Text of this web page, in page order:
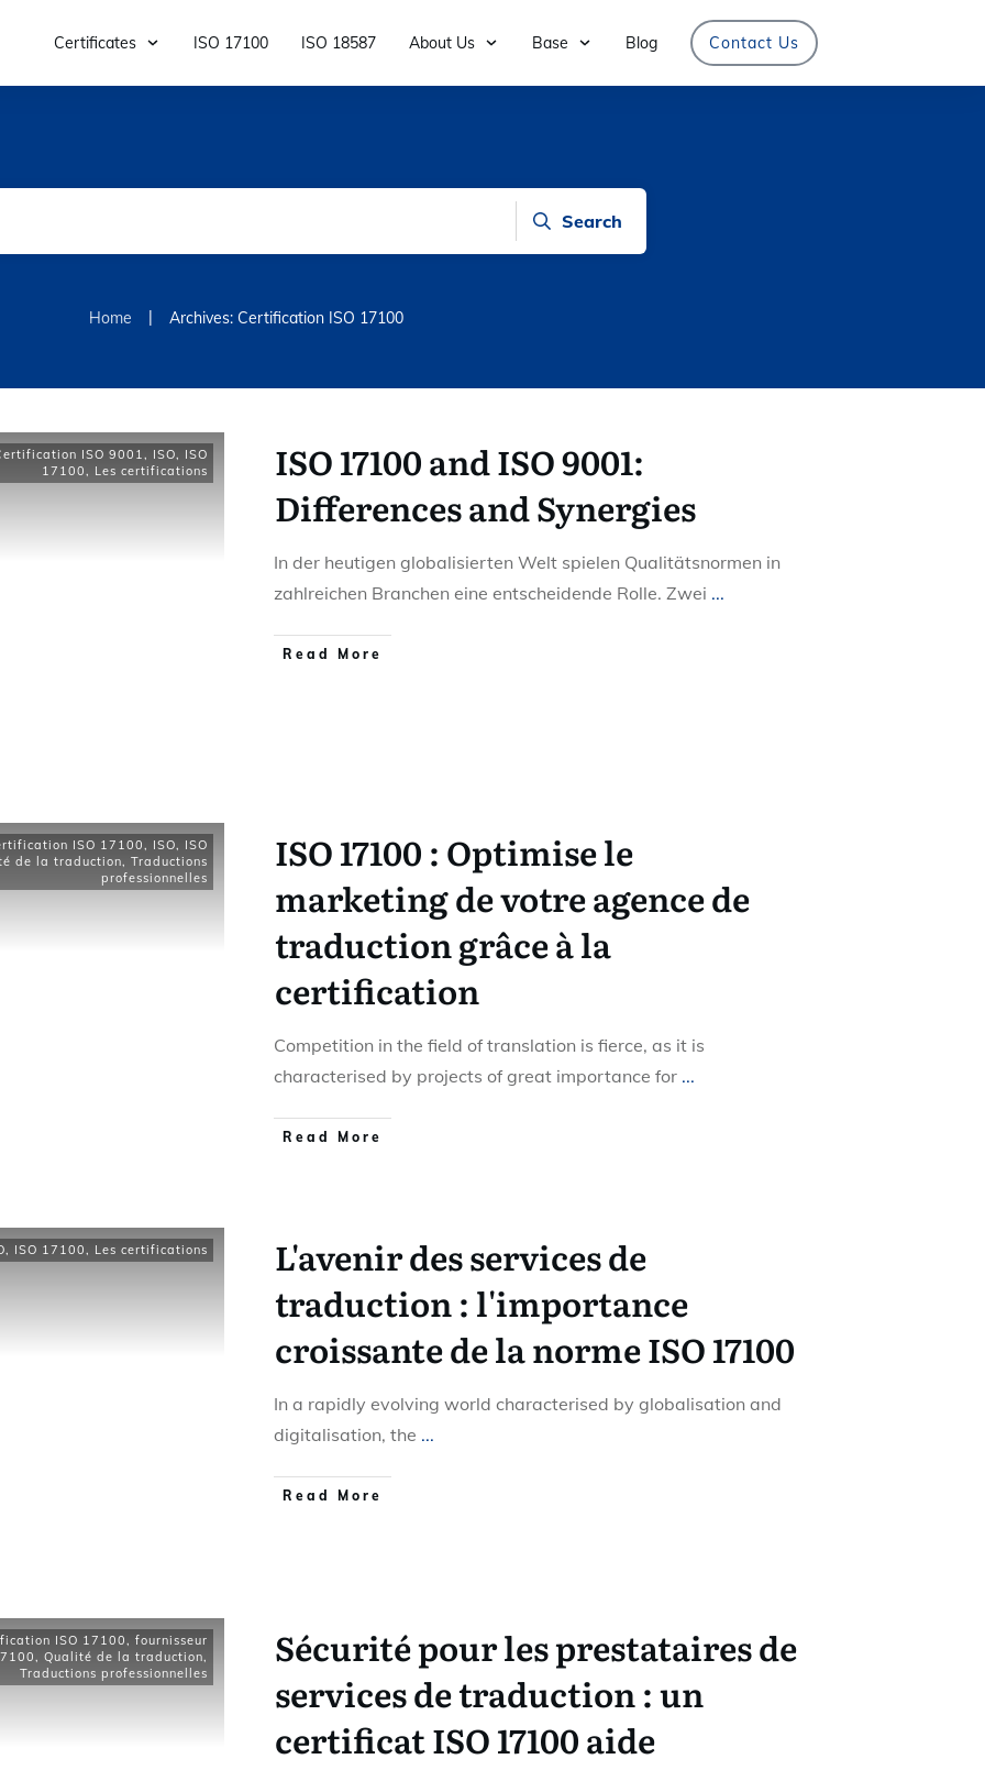
Certificates ISO 17100 ISO 18587 About Us Base Blog Contact Us
Search
Home Archives: Certification ISO 17100
ISO 9001, ISO, ISO
17100, Les certifications
ISO 17100 and ISO 9001:
Differences and Synergies
In der heutigen globalisierten Welt spielen Qualitätsnormen in
zahlreichen Branchen eine entscheidende Rolle. Zwei ...
Read More
ISO 17100, ISO, ISO
de la traduction, Traductions
professionnelles
ISO 17100 : Optimise le
marketing de votre agence de
traduction grâce à la
certification
Competition in the field of translation is fierce, as it is
characterised by projects of great importance for ...
Read More
, ISO 17100, Les certifications
L'avenir des services de
traduction : l'importance
croissante de la norme ISO 17100
In a rapidly evolving world characterised by globalisation and
digitalisation, the ...
Read More
ISO 17100, fournisseur
, Qualité de la traduction,
Traductions professionnelles
Sécurité pour les prestataires de
services de traduction : un
certificat ISO 17100 aide